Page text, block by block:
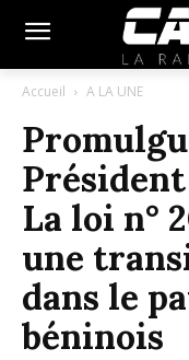
Accueil A LA UNE
La loi n°
une
dans le
béninois